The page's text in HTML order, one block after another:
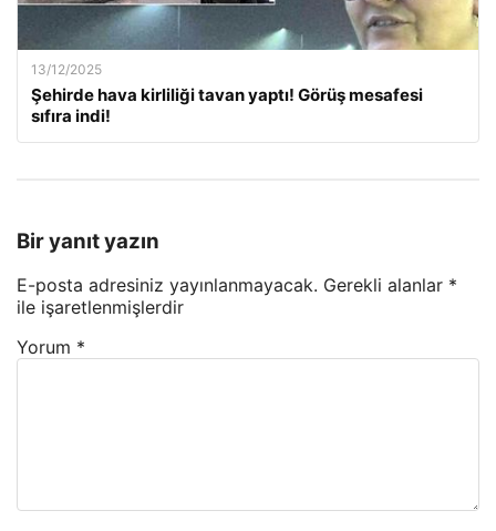
13/12/2025
Şehirde hava kirliliği tavan yaptı! Görüş mesafesi
sıfıra indi!
Bir yanıt yazın
E-posta adresiniz yayınlanmayacak. Gerekli alanlar *
ile işaretlenmişlerdir
Yorum *